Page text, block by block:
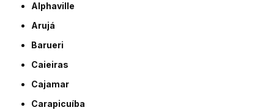
Alphaville
Arujá
Barueri
Caieiras
Cajamar
Carapicuíba